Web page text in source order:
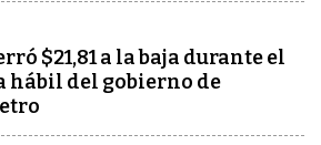
$21,81 a la baja durante el
hábil del gobierno de